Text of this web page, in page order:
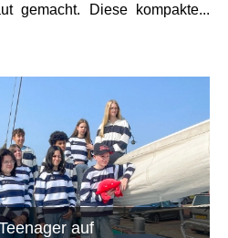
gemacht. Diese kompakte...
auf